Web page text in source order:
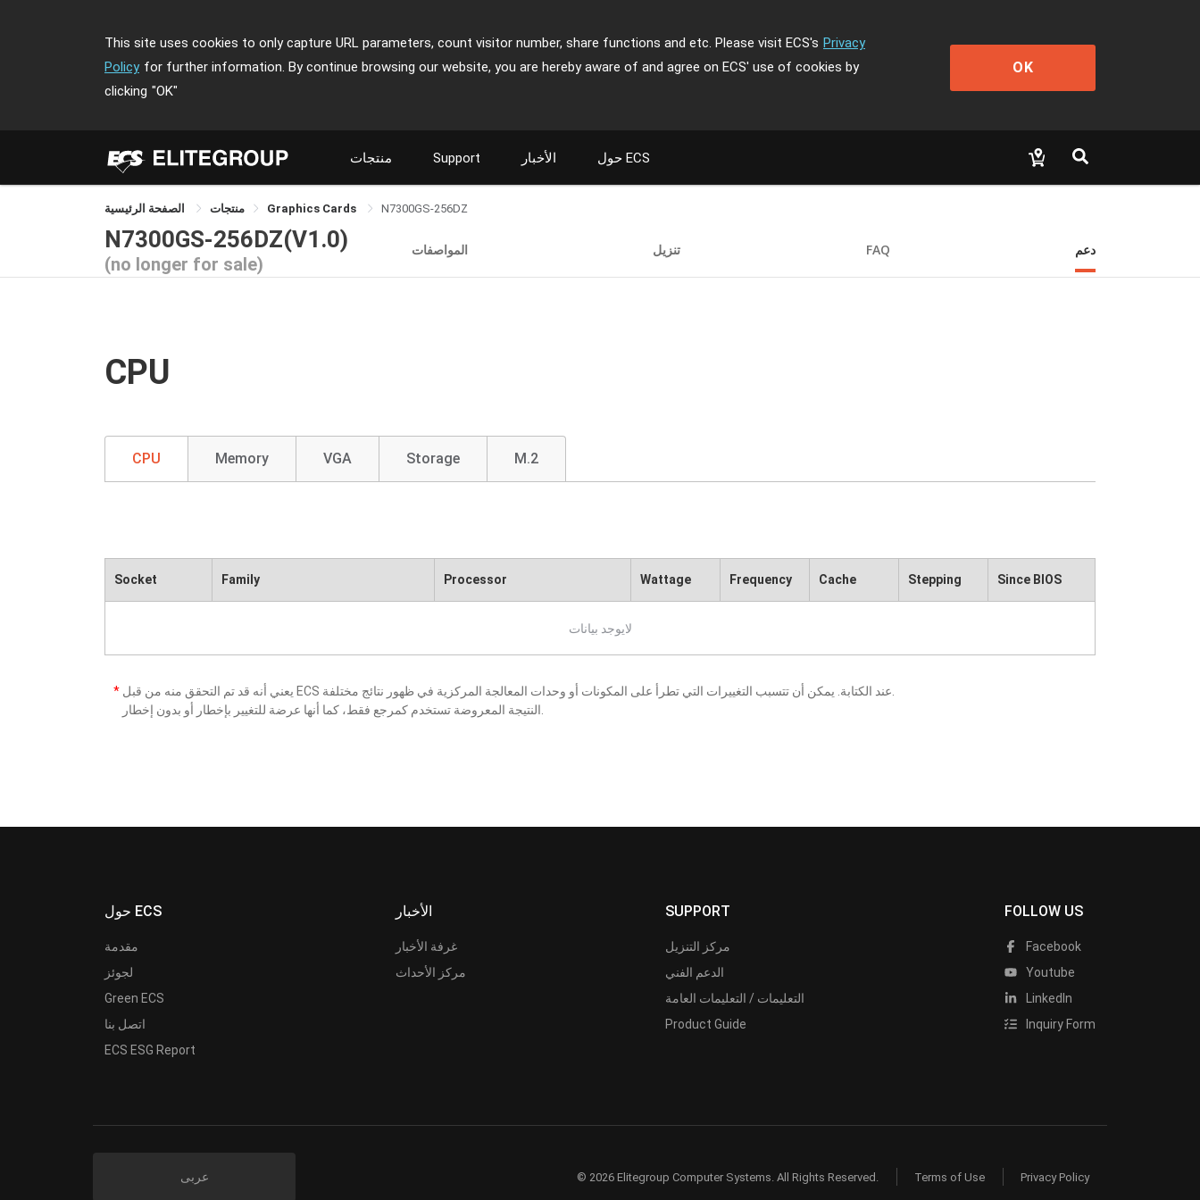
This site uses cookies to only capture URL parameters, count visitor number, share functions and etc. Please visit ECS's Privacy
Policy for further information. By continue browsing our website, you are hereby aware of and agree on ECS' use of cookies by
clicking "OK"
OK
منتجات Support الأخبار حول ECS
منتجات Graphics Cards N7300GS-256DZ
N7300GS-256DZ(V1.0)
(no longer for sale)
المواصفات تنزيل FAQ دعم
CPU
CPU Memory VGA Storage M.2
Socket Family Processor Wattage Frequency Cache Stepping Since BIOS
لايوجد بيانات
*
حول ECS
مقدمة
لجوئز
Green ECS
اتصل بنا
ECS ESG Report
الأخبار
غرفة الأخبار
مركز الأحداث
SUPPORT
مركز التنزيل
الدعم الفني
التعليمات / التعليمات العامة
Product Guide
FOLLOW US
Facebook
Youtube
LinkedIn
Inquiry Form
عربى © 2026 Elitegroup Computer Systems. All Rights Reserved. Terms of Use Privacy Policy